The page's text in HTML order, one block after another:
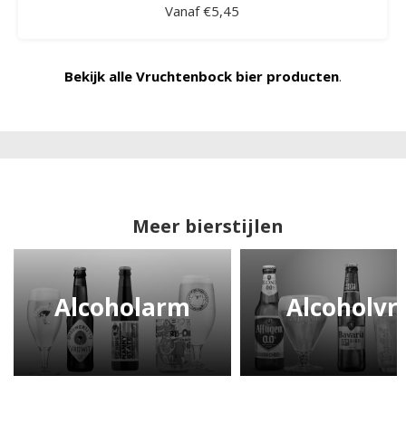
Vanaf €5,45
Bekijk alle Vruchtenbock bier producten.
Meer bierstijlen
Alcoholarm